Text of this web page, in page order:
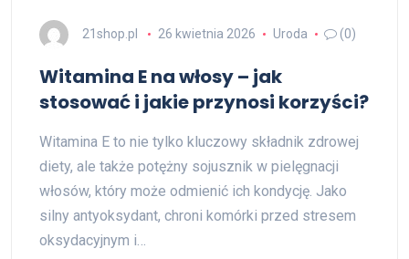
21shop.pl 26 kwietnia 2026 Uroda (0)
Witamina E na włosy – jak
stosować i jakie przynosi korzyści?
Witamina E to nie tylko kluczowy składnik zdrowej
diety, ale także potężny sojusznik w pielęgnacji
włosów, który może odmienić ich kondycję. Jako
silny antyoksydant, chroni komórki przed stresem
oksydacyjnym i…